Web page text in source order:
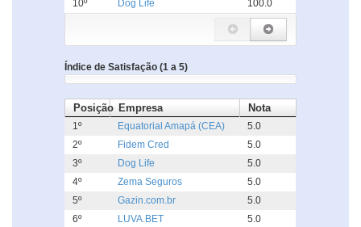
10º
Dog Life 100.0
Índice de Satisfação (1 a 5)
Posição Empresa Nota
1º Equatorial Amapá (CEA)
5.0
2º
Fidem Cred
5.0
3º
Dog Life
5.0
4º
Zema Seguros
5.0
5º
Gazin.com.br
5.0
6º
LUVA.BET
5.0